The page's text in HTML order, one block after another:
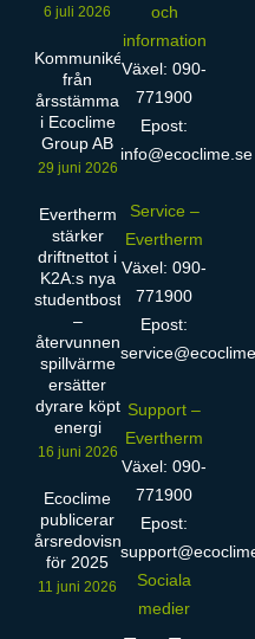
6 juli 2026
Kommuniké
från
årsstämma
i Ecoclime
Group AB
29 juni 2026
Evertherm
stärker
driftnettot i
K2A:s nya
studentbostäder
–
återvunnen
spillvärme
ersätter
dyrare köpt
energi
16 juni 2026
Ecoclime
publicerar
årsredovisning
för 2025
11 juni 2026
och
information
Växel: 090-
771900
Epost:
info@ecoclime.se
Service –
Evertherm
Växel: 090-
771900
Epost:
Support –
Evertherm
Växel: 090-
771900
Epost:
Sociala
medier